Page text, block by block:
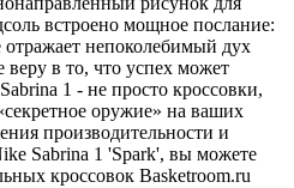
встроено мощное послание:
отражает непоколебимый дух
в то, что успех может
1 - не просто кроссовки,
оружие» на ваших
производительности и
Sabrina 1 'Spark', вы можете
кроссовок Basketroom.ru